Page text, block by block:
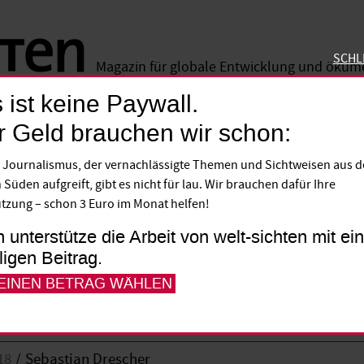
Magazin für globale Entwicklung und
für saubere Autos
sollen künftig auch in
vor den Folgen der Lithium-Förderung
Sebastian Drescher
ist keine Paywall.
Geld brauchen wir schon:
Journalismus, der vernachlässigte Themen und Sichtweisen aus
Süden aufgreift, gibt es nicht für lau. Wir brauchen dafür Ihre
– schon 3 Euro im Monat helfen!
unterstütze die Arbeit von welt-sichten mit
Beitrag.
BETRAG WÄHLEN